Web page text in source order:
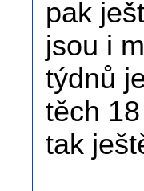
pak
jsou i
týdnů
těch
tak